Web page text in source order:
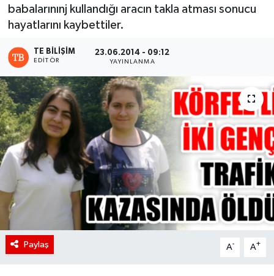
babalarınınj kullandığı aracın takla atması sonucu
hayatlarını kaybettiler.
TE BILIŞIM
EDITÖR
23.06.2014 - 09:12
YAYINLANMA
Paylaş A- A+